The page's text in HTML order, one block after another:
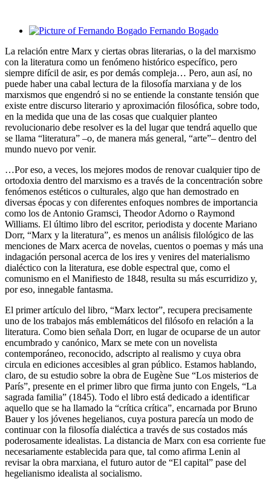
Fernando Bogado
La relación entre Marx y ciertas obras literarias, o la del marxismo
con la literatura como un fenómeno histórico específico, pero
siempre difícil de asir, es por demás compleja… Pero, aun así, no
puede haber una cabal lectura de la filosofía marxiana y de los
marxismos que engendró si no se entiende la constante tensión que
existe entre discurso literario y aproximación filosófica, sobre todo,
en la medida que una de las cosas que cualquier planteo
revolucionario debe resolver es la del lugar que tendrá aquello que
se llama “literatura” –o, de manera más general, “arte”– dentro del
mundo nuevo por venir.
…Por eso, a veces, los mejores modos de renovar cualquier tipo de
ortodoxia dentro del marxismo es a través de la concentración sobre
fenómenos estéticos o culturales, algo que han demostrado en
diversas épocas y con diferentes enfoques nombres de importancia
como los de Antonio Gramsci, Theodor Adorno o Raymond
Williams. El último libro del escritor, periodista y docente Mariano
Dorr, “Marx y la literatura”, es menos un análisis filológico de las
menciones de Marx acerca de novelas, cuentos o poemas y más una
indagación personal acerca de los ires y venires del materialismo
dialéctico con la literatura, ese doble espectral que, como el
comunismo en el Manifiesto de 1848, resulta su más escurridizo y,
por eso, innegable fantasma.
El primer artículo del libro, “Marx lector”, recupera precisamente
uno de los trabajos más emblemáticos del filósofo en relación a la
literatura. Como bien señala Dorr, en lugar de ocuparse de un autor
encumbrado y canónico, Marx se mete con un novelista
contemporáneo, reconocido, adscripto al realismo y cuya obra
circula en ediciones accesibles al gran público. Estamos hablando,
claro, de su estudio sobre la obra de Eugène Sue “Los misterios de
París”, presente en el primer libro que firma junto con Engels, “La
sagrada familia” (1845). Todo el libro está dedicado a identificar
aquello que se ha llamado la “crítica crítica”, encarnada por Bruno
Bauer y los jóvenes hegelianos, cuya postura parecía un modo de
continuar con la filosofía dialéctica a través de sus costados más
poderosamente idealistas. La distancia de Marx con esa corriente fue
necesariamente establecida para que, tal como afirma Lenin al
revisar la obra marxiana, el futuro autor de “El capital” pase del
hegelianismo idealista al socialismo.